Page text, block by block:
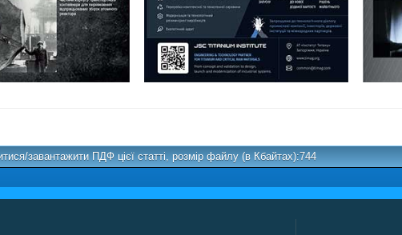
завантажити ПДФ цієї статті, розмір файлу (в Кбайтах):744